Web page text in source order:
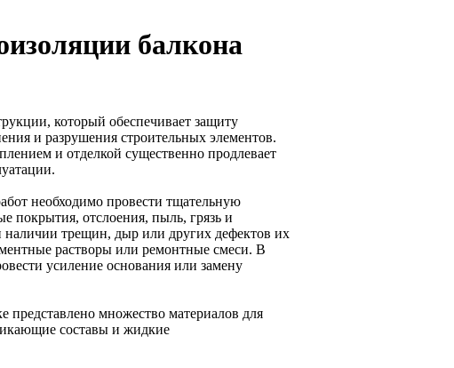
балкона
который обеспечивает защиту
и разрушения строительных элементов.
и отделкой существенно продлевает
необходимо провести тщательную
покрытия, отслоения, пыль, грязь и
трещин, дыр или других дефектов их
растворы или ремонтные смеси. В
усиление основания или замену
множество материалов для
составы и жидкие